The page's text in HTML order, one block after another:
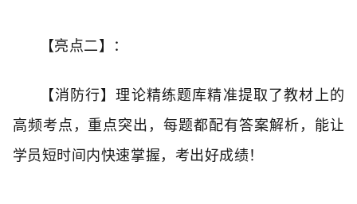
【亮点二】：
【消防行】理论精练题库精准提取了教材上的
高频考点，重点突出，每题都配有答案解析，能让
学员短时间内快速掌握，考出好成绩！